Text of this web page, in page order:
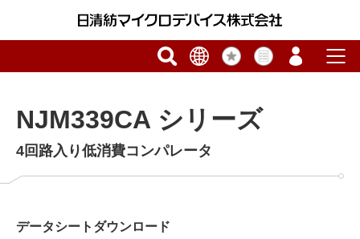
NJM339CA シリーズ
4回路入り低消費コンパレータ
データシートダウンロード